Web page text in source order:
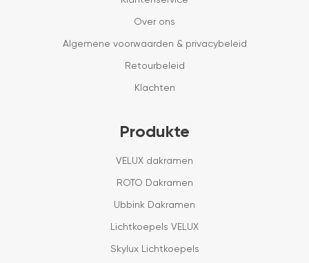
Over ons
Algemene voorwaarden & privacybeleid
Retourbeleid
Klachten
Produkte
VELUX dakramen
ROTO Dakramen
Ubbink Dakramen
Lichtkoepels VELUX
Skylux Lichtkoepels